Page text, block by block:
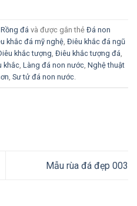
Rồng đá và được gắn thẻ Đá non
khắc đá mỹ nghệ Điêu khắc đá ngũ
khắc tượng Điêu khắc tượng đá
khắc Làng đá non nước Nghệ thuật
Sư tử đá non nước
Mẫu rùa đá đẹp 003